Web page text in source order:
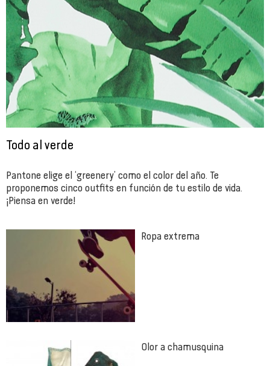
Todo al verde
Pantone elige el ‘greenery’ como el color del año. Te
proponemos cinco outfits en función de tu estilo de vida.
¡Piensa en verde!
Ropa extrema
Olor a chamusquina